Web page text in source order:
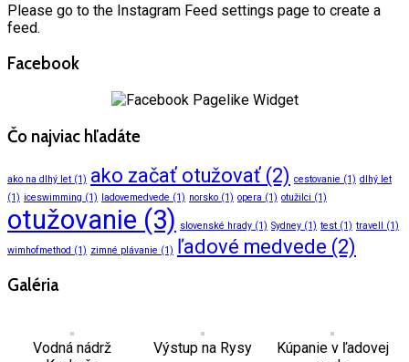
Please go to the Instagram Feed settings page to create a
feed.
Facebook
Čo najviac hľadáte
ako na dlhý let (1) ako začať otužovať (2) cestovanie (1) dlhý let
(1) iceswimming (1) ladovemedvede (1) norsko (1) opera (1) otužilci (1)
otužovanie (3) slovenské hrady (1) Sydney (1) test (1) travell (1)
wimhofmethod (1) zimné plávanie (1) ľadové medvede (2)
Galéria
Vodná nádrž
Výstup na Rysy
Kúpanie v ľadovej